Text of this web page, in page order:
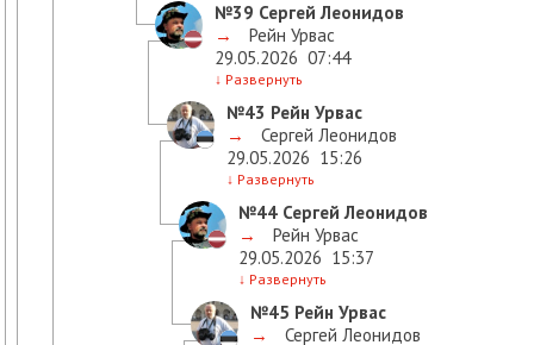
№39 Сергей Леонидов
→
Рейн Урвас
29.05.2026 07:44
↓ Развернуть
№43 Рейн Урвас
→
Сергей Леонидов
29.05.2026 15:26
↓ Развернуть
№44 Сергей Леонидов
→
Рейн Урвас
29.05.2026 15:37
↓ Развернуть
№45 Рейн Урвас
→
Сергей Леонидов